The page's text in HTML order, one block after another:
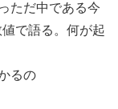
ただ中である今
で語る。何が起
るの